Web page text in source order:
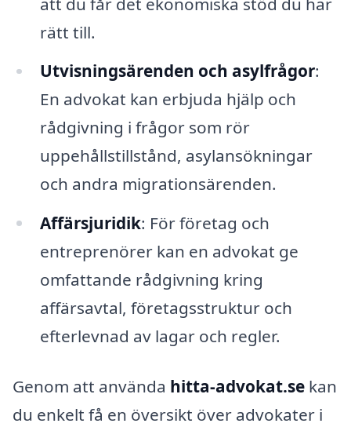
rätt till.
Utvisningsärenden och asylfrågor:
En advokat kan erbjuda hjälp och
rådgivning i frågor som rör
uppehållstillstånd, asylansökningar
och andra migrationsärenden.
Affärsjuridik: För företag och
entreprenörer kan en advokat ge
omfattande rådgivning kring
affärsavtal, företagsstruktur och
efterlevnad av lagar och regler.
Genom att använda hitta-advokat.se kan
du enkelt få en översikt över advokater i